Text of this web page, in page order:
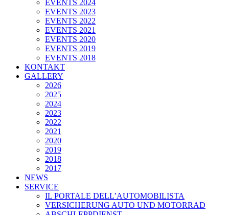
EVENTS 2024
EVENTS 2023
EVENTS 2022
EVENTS 2021
EVENTS 2020
EVENTS 2019
EVENTS 2018
KONTAKT
GALLERY
2026
2025
2024
2023
2022
2021
2020
2019
2018
2017
NEWS
SERVICE
IL PORTALE DELL’AUTOMOBILISTA
VERSICHERUNG AUTO UND MOTORRAD